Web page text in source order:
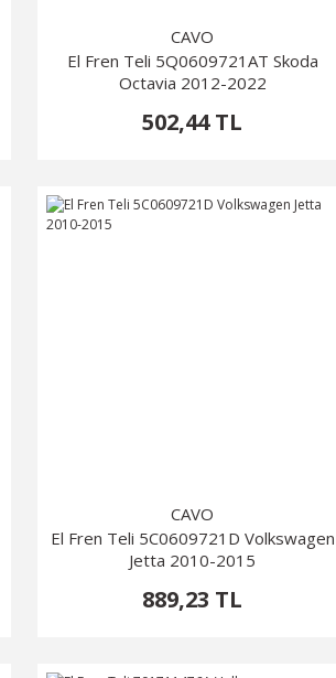
Merkezi Kilit Düğmes ...
Fiyat :400,89 TL
CAVO
El Fren Teli 5Q0609721AT Skoda
Octavia 2012-2022
502,44 TL
CAVO
El Fren Teli 5C0609721D Volkswagen
Jetta 2010-2015
889,23 TL